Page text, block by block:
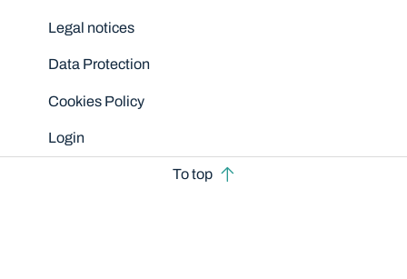
Legal notices
Data Protection
Cookies Policy
Login
To top